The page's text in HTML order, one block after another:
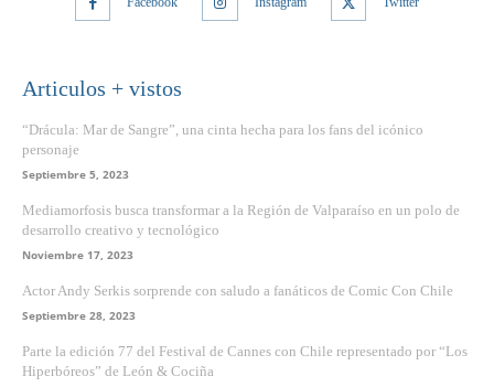
Articulos + vistos
“Drácula: Mar de Sangre”, una cinta hecha para los fans del icónico
personaje
Septiembre 5, 2023
Mediamorfosis busca transformar a la Región de Valparaíso en un polo de
desarrollo creativo y tecnológico
Noviembre 17, 2023
Actor Andy Serkis sorprende con saludo a fanáticos de Comic Con Chile
Septiembre 28, 2023
Parte la edición 77 del Festival de Cannes con Chile representado por “Los
Hiperbóreos” de León & Cociña